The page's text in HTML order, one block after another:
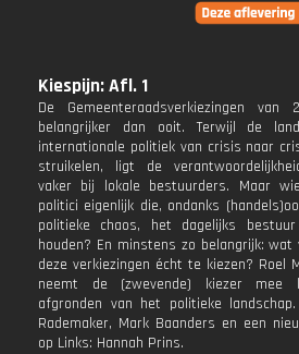
Kiespijn: Afl. 1
De Gemeenteraadsverkiezingen van
belangrijker dan ooit. Terwijl de
internationale politiek van crisis naar
struikelen, ligt de
vaker bij lokale bestuurders. Maar
politici eigenlijk die, ondanks
politieke chaos, het dagelijks bestuur
houden? En minstens zo belangrijk:
deze verkiezingen écht te kiezen? Roel
neemt de (zwevende) kiezer mee
afgronden van het politieke
Rademaker, Mark Baanders en een
op Links: Hannah Prins.